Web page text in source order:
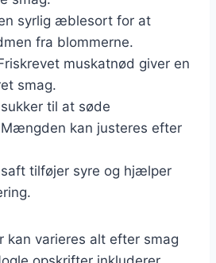
syrlig æblesort for at
fra blommerne.
muskatnød giver en
smag.
til at søde
kan justeres efter
tilføjer syre og hjælper
kan varieres alt efter smag